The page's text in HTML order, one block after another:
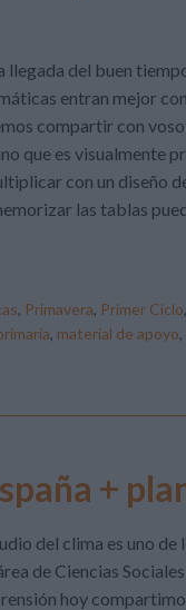
llegada del buen
entran mejor
compartir con
que es visualmente
con un diseño
las tablas
, Primavera, Primer Ciclo,
, material de apoyo,
+
del clima es uno
de Ciencias
hoy